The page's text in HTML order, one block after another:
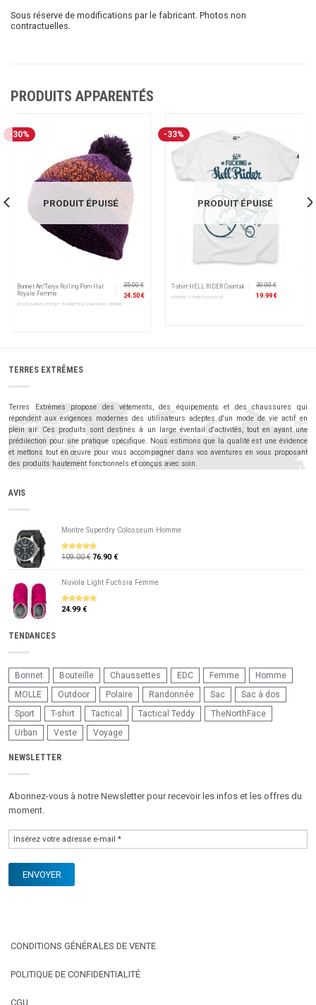
Sous réserve de modifications par le fabricant. Photos non
contractuelles.
PRODUITS APPARENTÉS
PRODUIT ÉPUISÉ
-30%
Bonnet Arc'Teryx Rolling Pom Hat
Royale Femme
ACCESSOIRES TEXTILE • BONNETS & CHAPEAUX • FEMME
35.00 €
24.50 €
PRODUIT ÉPUISÉ
-33%
T-shirt HELL RIDER Coontak
HOMME • T-SHIRTS & POLOS
30.00 €
19.99 €
TERRES EXTRÊMES
Terres Extrêmes propose des vêtements, des équipements et des chaussures qui
répondent aux exigences modernes des utilisateurs adeptes d'un mode de vie actif en
plein air. Ces produits sont destinés à un large éventail d'activités, tout en ayant une
prédilection pour une pratique spécifique. Nous estimons que la qualité est une évidence
et mettons tout en œuvre pour vous accompagner dans vos aventures en vous proposant
des produits hautement fonctionnels et conçus avec soin.
AVIS
Montre Superdry Colosseum Homme
5sur 5
109.00 € 76.90 €
Nuvola Light Fuchsia Femme
5sur 5
24.99 €
TENDANCES
Bonnet Bouteille Chaussettes EDC Femme
Homme
MOLLE
Outdoor Polaire Randonnée Sac
Sac à dos
Sport
T-shirt Tactical Tactical Teddy
TheNorthFace
Urban
Veste Voyage
NEWSLETTER
Abonnez-vous à notre Newsletter pour recevoir les infos et les offres du
moment.
CONDITIONS GÉNÉRALES DE VENTE
POLITIQUE DE CONFIDENTIALITÉ
CGU